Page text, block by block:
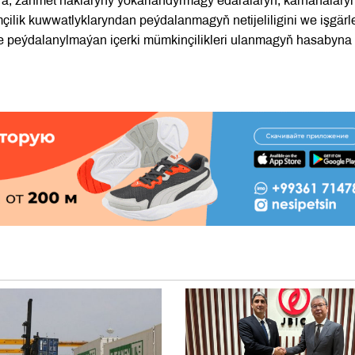
kuwwatlyklaryndan peýdalanmagyň netijeliligini we
içerki mümkinçilikleri ulanmagyň hasabyna